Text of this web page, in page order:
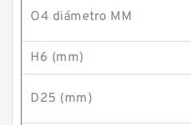
O4 diámetro MM
H6 (mm)
D25 (mm)